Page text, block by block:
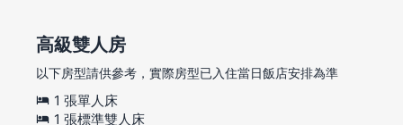
高級雙人房
以下房型請供參考，實際房型已入住當日飯店安排為準
1 張單人床
1 張標準雙人床